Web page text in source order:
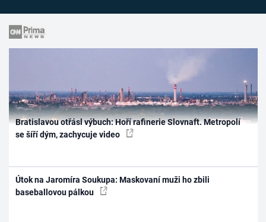
Bratislavou otřásl výbuch: Hoří rafinerie Slovnaft. Metropolí
se šíří dým, zachycuje video
Útok na Jaromíra Soukupa: Maskovaní muži ho zbili
baseballovou pálkou